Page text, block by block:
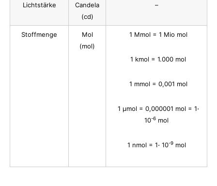
Lichtstärke
Candela
(cd)
–
Stoffmenge
Mol
(mol)
1 Mmol = 1 Mio mol
1 kmol = 1.000 mol
1 mmol = 0,001 mol
1 µmol = 0,000001 mol = 1⋅
10-6 mol
1 nmol = 1⋅ 10-9mol